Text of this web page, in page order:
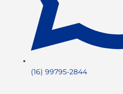
(16) 99795-2844